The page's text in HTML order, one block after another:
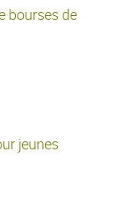
bourses de
jeunes